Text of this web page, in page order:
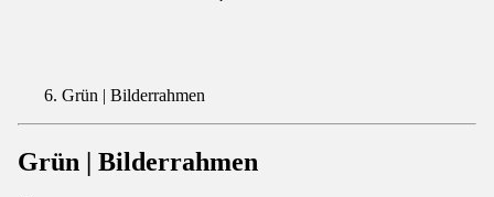
Grün | Bilderrahmen
Grün | Bilderrahmen